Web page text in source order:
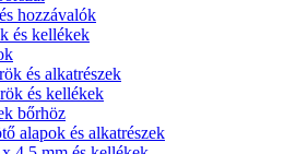
hozzávalók
és kellékek
és alkatrészek
és kellékek
bőrhöz
alapok és alkatrészek